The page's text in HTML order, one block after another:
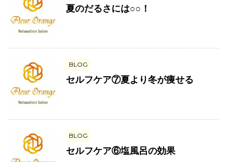
夏のだるさには○○！
BLOG
セルフケア⑦夏より冬が痩せる
BLOG
セルフケア⑥塩風呂の効果